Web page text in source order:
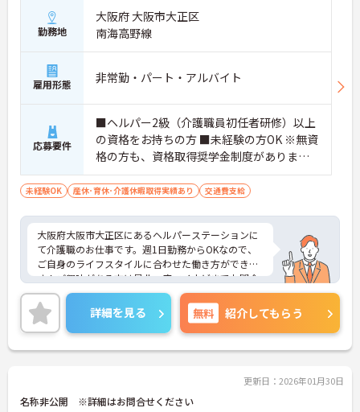
勤務地
大阪府 大阪市大正区
南海高野線
雇用形態 非常勤・パート・アルバイト
応募要件
■ヘルパー2級（介護職員初任者研修）以上
の資格をお持ちの方 ■未経験の方OK ※無資
格の方も、資格取得奨学金制度があります
のでご相談可能です。
未経験OK 産休･育休･介護休暇取得実績あり 交通費支給
大阪府大阪市大正区にあるヘルパーステーションに
て介護職のお仕事です。週1日勤務からOKなので、
ご自身のライフスタイルに合わせた働き方ができま
す！ご興味がある方は是非一度マイナビまでお問合
せ下さい。更に詳細などお伝えします。
詳細を見る 無料 紹介してもらう
更新日：2026年01月30日
名称非公開 ※詳細はお問合せください